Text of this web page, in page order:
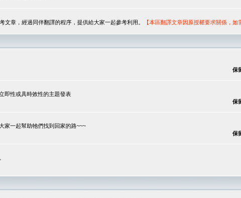
文章，經過同伴翻譯的程序，提供給大家一起參考利用。 【本區翻譯文章因原授權要求關係，
保留期限
即性或具時效性的主題發表
保留期限
家一起幫助牠們找到回家的路~~~
保留期限